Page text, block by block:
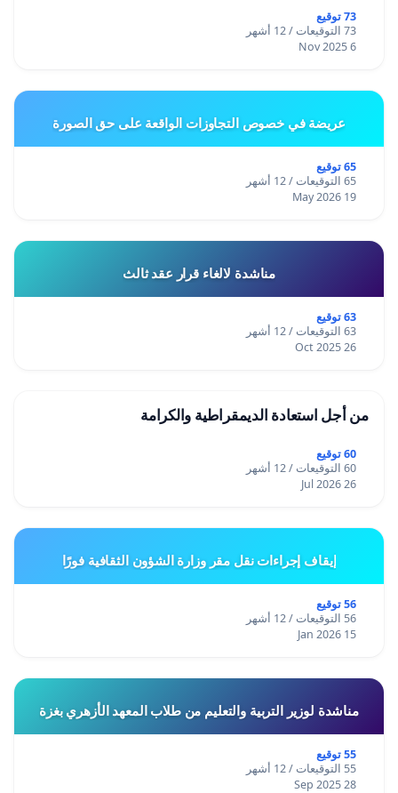
73 توقيع
73 التوقيعات / 12 أشهر
6 Nov 2025
عريضة في خصوص التجاوزات الواقعة على حق الصورة
65 توقيع
65 التوقيعات / 12 أشهر
19 May 2026
مناشدة لالغاء قرار عقد ثالث
63 توقيع
63 التوقيعات / 12 أشهر
26 Oct 2025
من أجل استعادة الديمقراطية والكرامة
60 توقيع
60 التوقيعات / 12 أشهر
26 Jul 2026
إيقاف إجراءات نقل مقر وزارة الشؤون الثقافية فورًا
56 توقيع
56 التوقيعات / 12 أشهر
15 Jan 2026
مناشدة لوزير التربية والتعليم من طلاب المعهد الأزهري بغزة
55 توقيع
55 التوقيعات / 12 أشهر
28 Sep 2025